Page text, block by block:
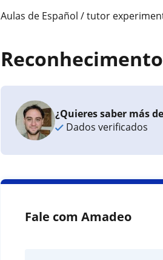
Aulas de Español / tutor
¿Quieres saber más
Dados verificados
Fale com Amadeo